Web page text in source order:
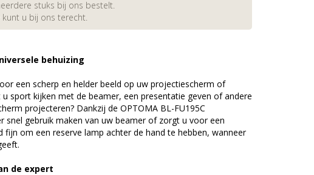
stuks bij ons bestelt.
u bij ons terecht.
behuizing
een scherp en helder beeld op uw projectiescherm of
sport kijken met de beamer, een presentatie geven of andere
projecteren? Dankzij de OPTOMA BL-FU195C
snel gebruik maken van uw beamer of zorgt u voor een
fijn om een reserve lamp achter de hand te hebben, wanneer
de expert